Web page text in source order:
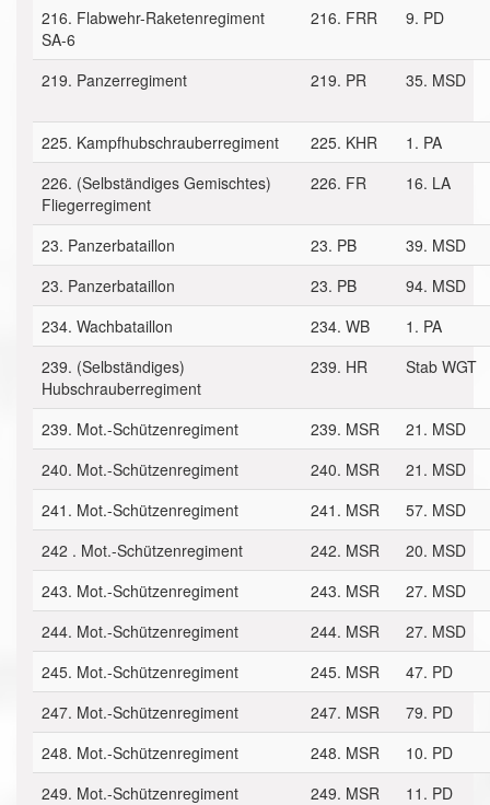
216. Flabwehr-Raketenregiment
SA-6
216. FRR 9. PD
219. Panzerregiment 219. PR 35. MSD
225. Kampfhubschrauberregiment 225. KHR
1. PA
226. (Selbständiges Gemischtes)
Fliegerregiment
226. FR 16. LA
23. Panzerbataillon 23. PB
39. MSD
23. Panzerbataillon
23. PB
94. MSD
234. Wachbataillon
234. WB
1. PA
239. (Selbständiges)
Hubschrauberregiment
239. HR Stab WGT
239. Mot.-Schützenregiment 239. MSR
21. MSD
240. Mot.-Schützenregiment
240. MSR
21. MSD
241. Mot.-Schützenregiment
241. MSR
57. MSD
242 . Mot.-Schützenregiment
242. MSR
20. MSD
243. Mot.-Schützenregiment
243. MSR
27. MSD
244. Mot.-Schützenregiment
244. MSR
27. MSD
245. Mot.-Schützenregiment
245. MSR
47. PD
247. Mot.-Schützenregiment
247. MSR
79. PD
248. Mot.-Schützenregiment
248. MSR
10. PD
249. Mot.-Schützenregiment
249. MSR
11. PD